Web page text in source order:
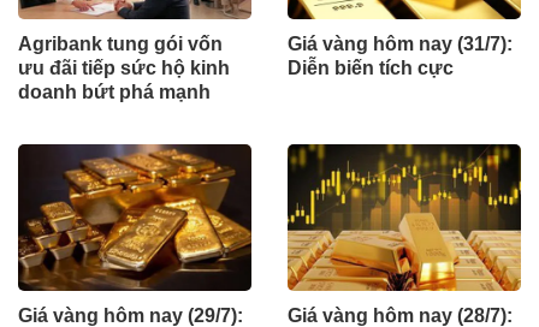
Agribank tung gói vốn
ưu đãi tiếp sức hộ kinh
doanh bứt phá mạnh
Giá vàng hôm nay (31/7):
Diễn biến tích cực
Giá vàng hôm nay (29/7):
Giá vàng hôm nay (28/7):